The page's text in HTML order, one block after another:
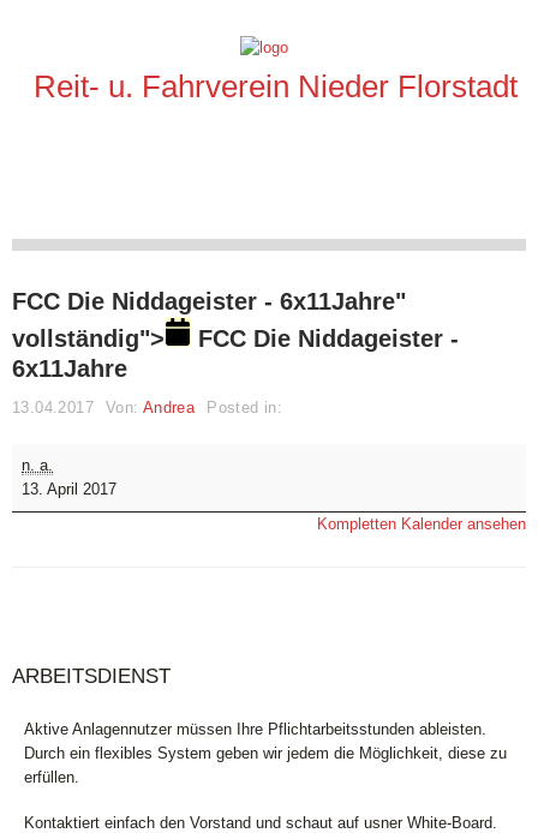
Reit- u. Fahrverein Nieder Florstadt
FCC Die Niddageister - 6x11Jahre"
vollständig">
FCC Die Niddageister -
6x11Jahre
13.04.2017 Von: Andrea Posted in:
Die
Niddageister
n. a.
13. April 2017
Kompletten Kalender ansehen
ARBEITSDIENST
Aktive Anlagennutzer müssen Ihre Pflichtarbeitsstunden ableisten.
Durch ein flexibles System geben wir jedem die Möglichkeit, diese zu
erfüllen.
Kontaktiert einfach den Vorstand und schaut auf usner White-Board.